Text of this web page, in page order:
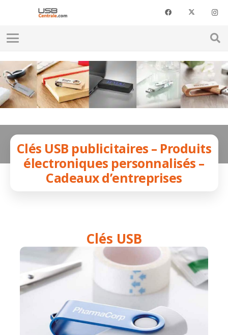
Clés USB publicitaires – Produits
électroniques personnalisés –
Cadeaux d’entreprises
Clés USB